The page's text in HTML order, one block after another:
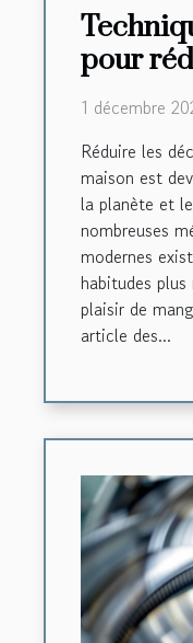
pour
1 décembre
Réduire les
maison est
la planète et
nombreuses
modernes
habitudes
plaisir de
article des...